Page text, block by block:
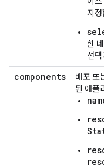
지정
한
선택
components
배포 또
된 애플